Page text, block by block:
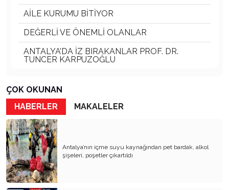
AİLE KURUMU BİTİYOR
DEĞERLİ VE ÖNEMLİ OLANLAR
ANTALYA’DA İZ BIRAKANLAR PROF. DR.
TUNCER KARPUZOĞLU
Ali BAHAR Ve Torun Ali BAHAR
KÖY KAVRAMI SİLİNİYOR
DOĞADAKİ DOSTLARIMIZ VE SOKAK
HAYVANLARI
GİRİŞİMCİ İŞ İNSANLARI ve SORUMLULUKLARI
ANTALYA KALEİÇİ ve KAYBOLAN KÜLTÜRÜ
ÇOK OKUNAN
HABERLER
MAKALELER
Antalya’nın içme suyu kaynağından pet bardak, alkol
şişeleri, poşetler çıkartıldı